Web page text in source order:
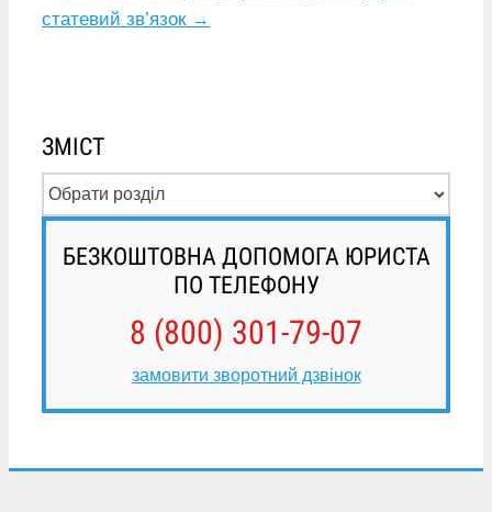
статевий зв’язок →
ЗМІСТ
БЕЗКОШТОВНА ДОПОМОГА ЮРИСТА
ПО ТЕЛЕФОНУ
8 (800) 301-79-07
замовити зворотний дзвінок